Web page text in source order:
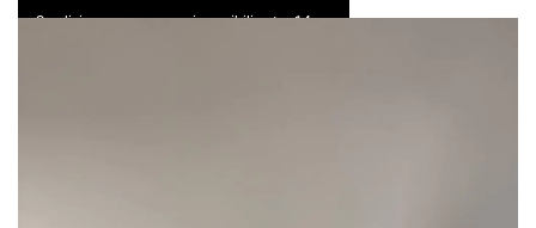
Spedizione express e resi possibili entro 14 gg